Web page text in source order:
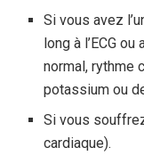
Si vous avez
long à l’ECG
normal, rythme
potassium ou
Si vous
cardiaque).